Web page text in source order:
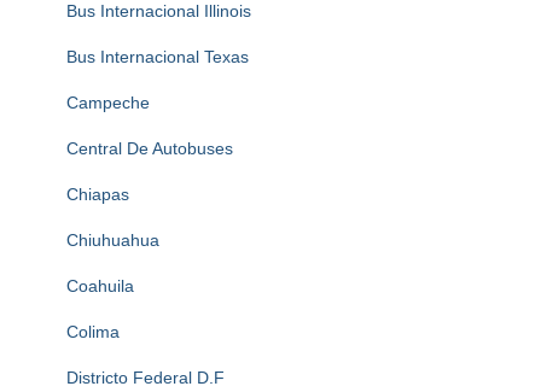
Bus Internacional Illinois
Bus Internacional Texas
Campeche
Central De Autobuses
Chiapas
Chiuhuahua
Coahuila
Colima
Districto Federal D.F